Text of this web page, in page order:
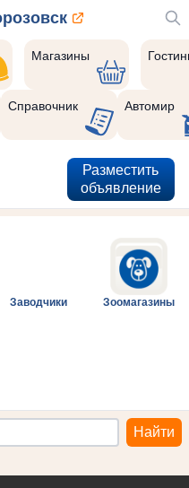
Магазины
Справочник Автомир
Разместить
объявление
Заводчики Зоомагазины